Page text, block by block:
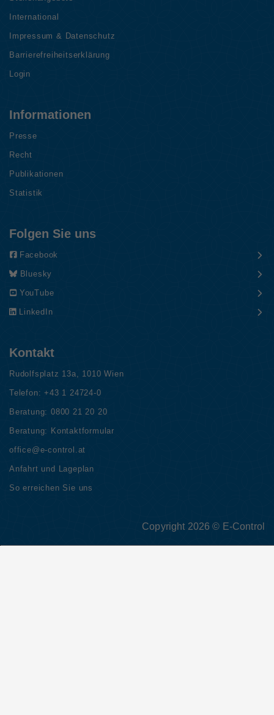
International
Impressum & Datenschutz
Barrierefreiheitserklärung
Login
Informationen
Presse
Recht
Publikationen
Statistik
Folgen Sie uns
Facebook
Bluesky
YouTube
LinkedIn
Kontakt
Rudolfsplatz 13a, 1010 Wien
Telefon:+43 1 24724-0
Beratung: 0800 21 20 20
Beratung: Kontaktformular
office@e-control.at
Anfahrt und Lageplan
So erreichen Sie uns
Copyright 2026 © E-Control